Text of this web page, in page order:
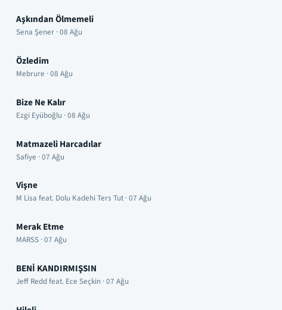
Aşkından Ölmemeli
Sena Şener · 08 Ağu
Özledim
Mebrure · 08 Ağu
Bize Ne Kalır
Ezgi Eyüboğlu · 08 Ağu
Matmazeli Harcadılar
Safiye · 07 Ağu
Vişne
M Lisa feat. Dolu Kadehi Ters Tut · 07 Ağu
Merak Etme
MARSS · 07 Ağu
BENİ KANDIRMIŞSIN
Jeff Redd feat. Ece Seçkin · 07 Ağu